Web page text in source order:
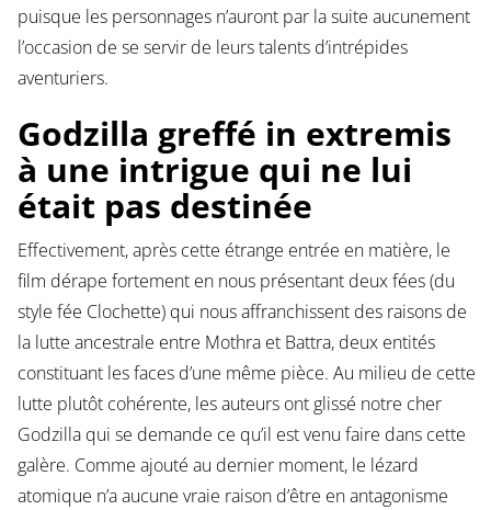
puisque les personnages n’auront par la suite aucunement
l’occasion de se servir de leurs talents d’intrépides
aventuriers.
Godzilla greffé in extremis
à une intrigue qui ne lui
était pas destinée
Effectivement, après cette étrange entrée en matière, le
film dérape fortement en nous présentant deux fées (du
style fée Clochette) qui nous affranchissent des raisons de
la lutte ancestrale entre Mothra et Battra, deux entités
constituant les faces d’une même pièce. Au milieu de cette
lutte plutôt cohérente, les auteurs ont glissé notre cher
Godzilla qui se demande ce qu’il est venu faire dans cette
galère. Comme ajouté au dernier moment, le lézard
atomique n’a aucune vraie raison d’être en antagonisme